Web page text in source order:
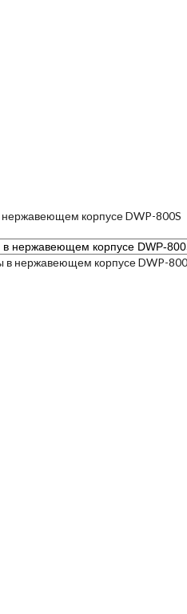
корпусе DWP-800S